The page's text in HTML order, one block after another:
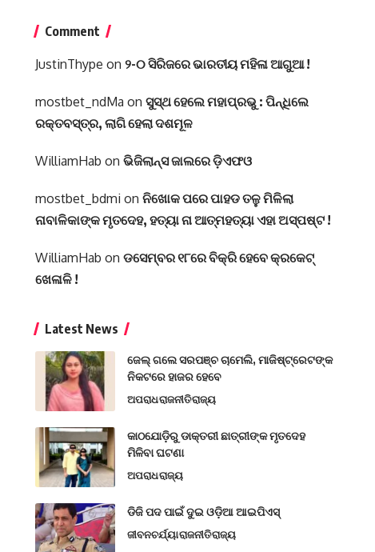
Comment
JustinThype on ୨-୦ ସିରିଜରେ ଭାରତୀୟ ମହିଳା ଆଗୁଆ !
mostbet_ndMa on ସୁସ୍ଥ ହେଲେ ମହାପ୍ରଭୁ : ପିନ୍ଧିଲେ
ରକ୍ତବସ୍ତ୍ର, ଲାଗି ହେଲା ଦଶମୂଳ
WilliamHab on ଭିଜିଲାନ୍ସ ଜାଲରେ ଡ଼ିଏଫଓ
mostbet_bdmi on ନିଖୋକ ପରେ ପାହଡ ତଳୁ ମିଳିଲା
ନାବାଳିକାଙ୍କ ମୃତଦେହ, ହତ୍ୟା ନା ଆତ୍ମହତ୍ୟା ଏହା ଅସ୍ପଷ୍ଟ !
WilliamHab on ଡସେମ୍ବର ୧୮ରେ ବିକ୍ରି ହେବେ କ୍ରକେଟ୍
ଖେଳାଳି !
Latest News
ଜେଲ୍ ଗଲେ ସରପଞ୍ଚ ଚାମେଲି, ମାଜିଷ୍ଟ୍ରେଟଙ୍କ
ନିକଟରେ ହାଜର ହେବେ
ଅପରାଧରାଜନୀତିରାଜ୍ୟ
କାଠଯୋଡ଼ିରୁ ଡାକ୍ତରୀ ଛାତ୍ରୀଙ୍କ ମୃତଦେହ
ମିଳିବା ଘଟଣା
ଅପରାଧରାଜ୍ୟ
ଡିଜି ପଦ ପାଇଁ ଦୁଇ ଓଡ଼ିଆ ଆଇପିଏସ୍
ଜୀବନଚର୍ଯ୍ୟାରାଜନୀତିରାଜ୍ୟ